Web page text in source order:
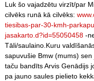
Luk šo vajadzētu virzīt/par
cilvēks runā kā cilvēks:
tiesibas-par-30-kmh-
jasakarto.d?id=55050458 -
Tāli/saulaino.Kuru
sapuvušie Bmw (mums)
taču bandīts Arvis Genādijs
pa jauno saules pielieto